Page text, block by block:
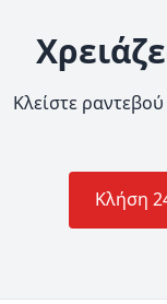
Κλείστε
Κλήση